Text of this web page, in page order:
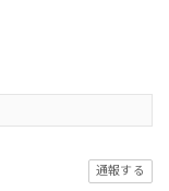
通報する